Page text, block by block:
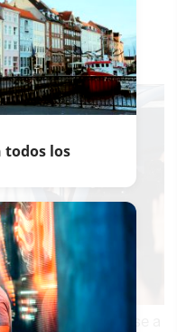
el equipo
las
del evento.
para acercarse a
todos los